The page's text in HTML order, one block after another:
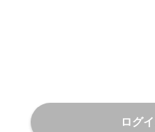
ログ